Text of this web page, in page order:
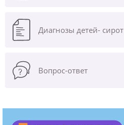
Диагнозы детей- сирот
Вопрос-ответ